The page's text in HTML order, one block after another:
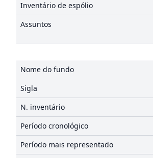
Inventário de espólio
Assuntos
Nome do fundo
Sigla
N. inventário
Período cronológico
Período mais representado